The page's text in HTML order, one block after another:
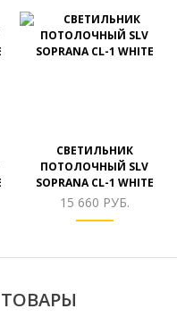
СВЕТИЛЬНИК
ПОТОЛОЧНЫЙ SLV
SOPRANA CL-1 WHITE
15 660 РУБ.